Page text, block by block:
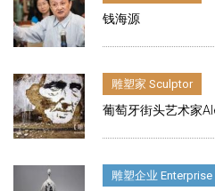
钱海源
雕塑家 Sculptor
葡萄牙街头艺术家
雕塑企业 Enterprise